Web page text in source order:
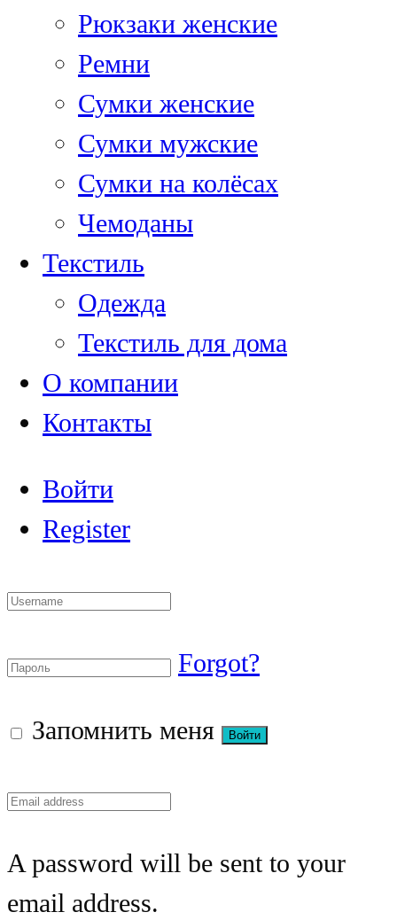
Рюкзаки женские
Ремни
Сумки женские
Сумки мужские
Сумки на колёсах
Чемоданы
Текстиль
Одежда
Текстиль для дома
О компании
Контакты
Войти
Register
Forgot?
Запомнить меня
A password will be sent to your
email address.